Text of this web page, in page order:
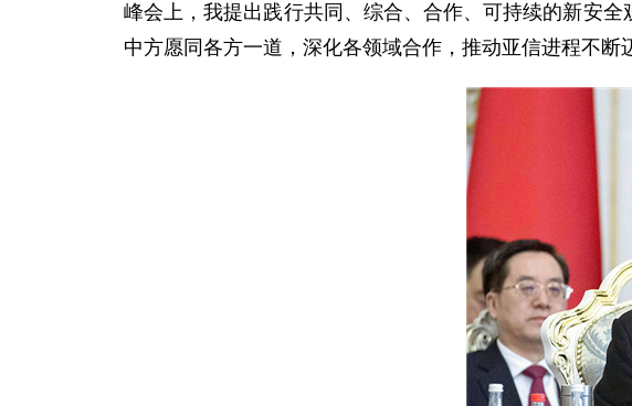
峰会上，我提出践行共同、综合、合作、可持续的新安
中方愿同各方一道，深化各领域合作，推动亚信进程不断